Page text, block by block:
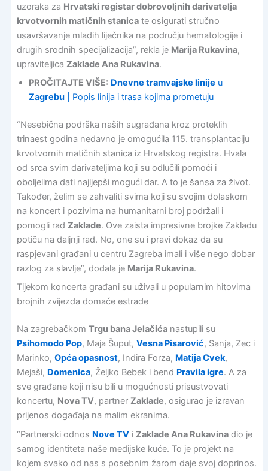
uzoraka za Hrvatski registar dobrovoljnih darivatelja
krvotvornih matičnih stanicate osigurati stručno
usavršavanje mladih liječnika na području hematologije i
drugih srodnih specijalizacija”, rekla je Marija Rukavina,
upraviteljica Zaklade Ana Rukavina.
PROČITAJTE VIŠE: Dnevne tramvajske linije u
Zagrebu| Popis linija i trasa kojima prometuju
“Nesebična podrška naših sugrađana kroz proteklih
trinaest godina nedavno je omogućila 115. transplantaciju
krvotvornih matičnih stanica iz Hrvatskog registra. Hvala
od srca svim darivateljima koji su odlučili pomoći i
oboljelima dati najljepši mogući dar. A to je šansa za život.
Također, želim se zahvaliti svima koji su svojim dolaskom
na koncert i pozivima na humanitarni broj podržali i
pomogli rad Zaklade. Ove zaista impresivne brojke Zakladu
potiču na daljnji rad. No, one su i pravi dokaz da su
raspjevani građani u centru Zagreba imali i više nego dobar
razlog za slavlje”, dodala je Marija Rukavina.
Tijekom koncerta građani su uživali u popularnim hitovima
brojnih zvijezda domaće estrade
Na zagrebačkom Trgu bana Jelačićanastupili su
Psihomodo Pop, Maja Šuput, Vesna Pisarović, Sanja, Zec i
Marinko, Opća opasnost, Indira Forza, Matija Cvek,
Mejaši, Domenica, Željko Bebek i bend Pravila igre. A za
sve građane koji nisu bili u mogućnosti prisustvovati
koncertu, Nova TV, partner Zaklade, osigurao je izravan
prijenos događaja na malim ekranima.
“Partnerski odnos Nove TVi Zaklade Ana Rukavinadio je
samog identiteta naše medijske kuće. To je projekt na
kojem svako od nas s posebnim žarom daje svoj doprinos.